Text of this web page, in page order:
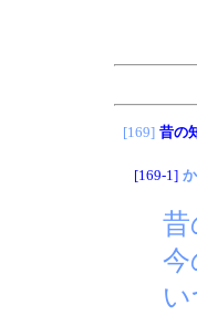
[169] 昔の
[169-1]
昔